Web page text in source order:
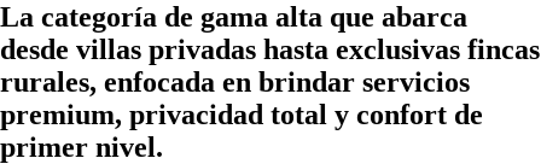
La categoría de gama alta que abarca
desde villas privadas hasta exclusivas fincas
rurales, enfocada en brindar servicios
premium, privacidad total y confort de
primer nivel.